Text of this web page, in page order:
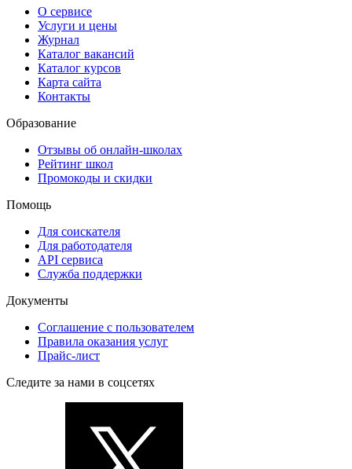
О сервисе
Услуги и цены
Журнал
Каталог вакансий
Каталог курсов
Карта сайта
Контакты
Образование
Отзывы об онлайн-школах
Рейтинг школ
Промокоды и скидки
Помощь
Для соискателя
Для работодателя
API сервиса
Служба поддержки
Документы
Соглашение с пользователем
Правила оказания услуг
Прайс-лист
Следите за нами в соцсетях